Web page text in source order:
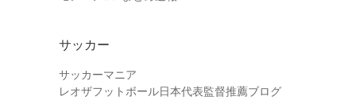
サッカー
サッカーマニア
レオザフットボール日本代表監督推薦ブログ